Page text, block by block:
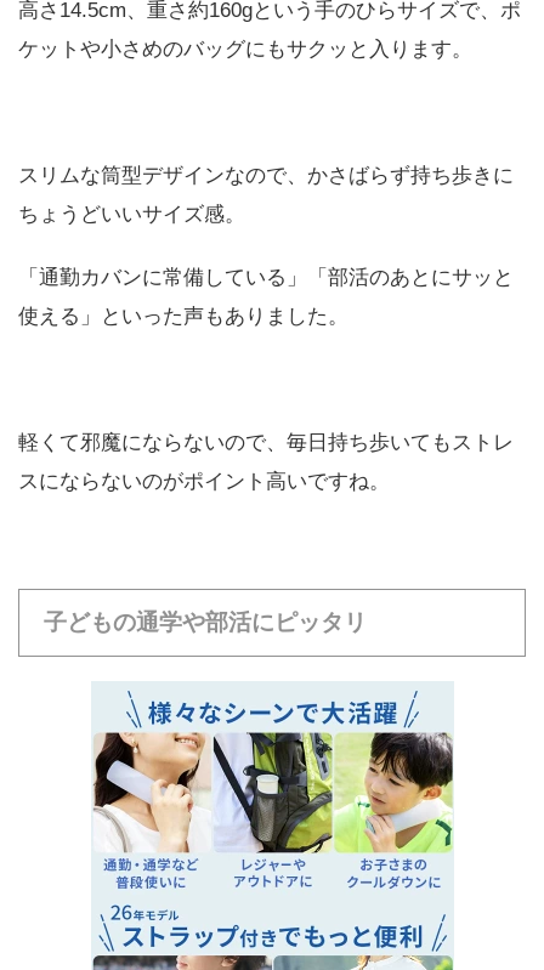
高さ14.5cm、重さ約160gという手のひらサイズで、ポ
ケットや小さめのバッグにもサクッと入ります。
スリムな筒型デザインなので、かさばらず持ち歩きに
ちょうどいいサイズ感。
「通勤カバンに常備している」「部活のあとにサッと
使える」といった声もありました。
軽くて邪魔にならないので、毎日持ち歩いてもストレ
スにならないのがポイント高いですね。
子どもの通学や部活にピッタリ